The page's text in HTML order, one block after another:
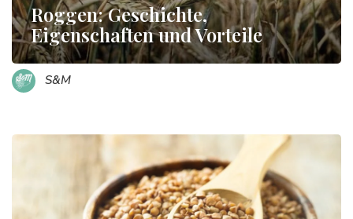
Roggen: Geschichte,
Eigenschaften und Vorteile
S&M